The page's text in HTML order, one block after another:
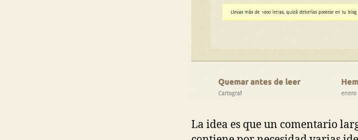
La idea es que un comentario